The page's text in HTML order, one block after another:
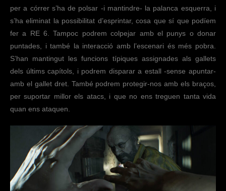
per a córrer s’ha de polsar -i mantindre- la palanca esquerra, i
s’ha eliminat la possibilitat d’esprintar, cosa que sí que podíem
fer a RE 6. Tampoc podrem colpejar amb el punys o donar
puntades, i també la interacció amb l’escenari és més pobra.
S’han mantingut les funcions típiques assignades als gallets
dels últims capítols, i podrem disparar a estall -sense apuntar-
amb el gallet dret. També podrem protegir-nos amb els braços,
per suportar millor els atacs, i que no ens treguen tanta vida
quan ens ataquen.